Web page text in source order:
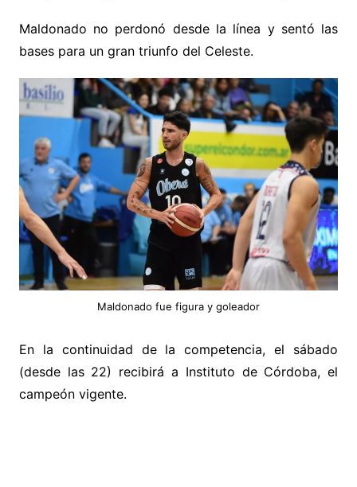
Maldonado no perdonó desde la línea y sentó las
bases para un gran triunfo del Celeste.
Maldonado fue figura y goleador
En la continuidad de la competencia, el sábado
(desde las 22) recibirá a Instituto de Córdoba, el
campeón vigente.